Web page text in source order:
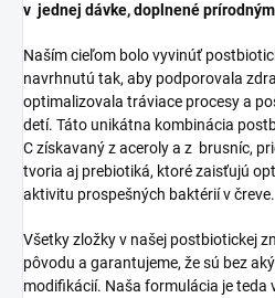
v jednej dávke, doplnené
Naším cieľom bolo vyvinúť
navrhnutú tak, aby podporovala
optimalizovala tráviace procesy a
detí. Táto unikátna kombinácia
C získavaný z aceroly a z brusníc,
tvoria aj prebiotiká, ktoré zaisťujú
aktivitu prospešných baktérií v čreve.
Všetky zložky v našej postbiotickej
pôvodu a garantujeme, že sú bez
modifikácií. Naša formulácia je teda